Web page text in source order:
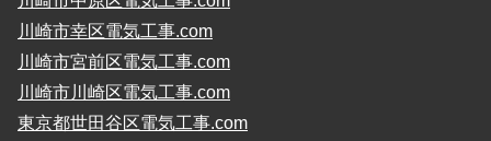
川崎市幸区電気工事.com
川崎市宮前区電気工事.com
川崎市川崎区電気工事.com
東京都世田谷区電気工事.com